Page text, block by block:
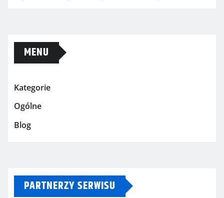
MENU
Kategorie
Ogólne
Blog
PARTNERZY SERWISU